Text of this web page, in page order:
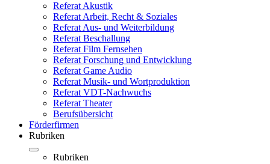
Referat Akustik
Referat Arbeit, Recht & Soziales
Referat Aus- und Weiterbildung
Referat Beschallung
Referat Film Fernsehen
Referat Forschung und Entwicklung
Referat Game Audio
Referat Musik- und Wortproduktion
Referat VDT-Nachwuchs
Referat Theater
Berufsübersicht
Förderfirmen
Rubriken
Rubriken